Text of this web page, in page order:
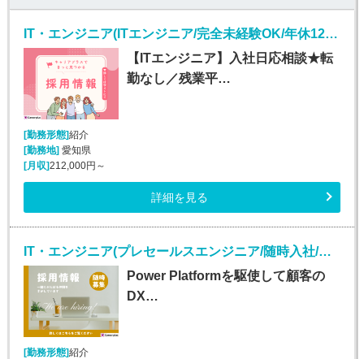
IT・エンジニア(ITエンジニア/完全未経験OK/年休125日)
【ITエンジニア】入社日応相談★転
勤なし／残業平…
[勤務形態]紹介
[勤務地] 愛知県
[月収]212,000円～
詳細を見る
IT・エンジニア(プレセールスエンジニア/随時入社/正社員)
Power Platformを駆使して顧客の
DX…
[勤務形態]紹介